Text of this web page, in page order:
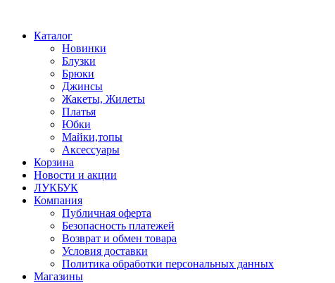
Каталог
Новинки
Блузки
Брюки
Джинсы
Жакеты, Жилеты
Платья
Юбки
Майки,топы
Аксессуары
Корзина
Новости и акции
ЛУКБУК
Компания
Публичная оферта
Безопасность платежей
Возврат и обмен товара
Условия доставки
Политика обработки персональных данных
Магазины